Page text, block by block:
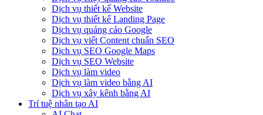
Dịch vụ thiết kế Website
Dịch vụ thiết kế Landing Page
Dịch vụ quảng cáo Google
Dịch vụ viết Content chuẩn SEO
Dịch vụ SEO Google Maps
Dịch vụ SEO Website
Dịch vụ làm video
Dịch vụ làm video bằng AI
Dịch vụ xây kênh bằng AI
Trí tuệ nhân tạo AI